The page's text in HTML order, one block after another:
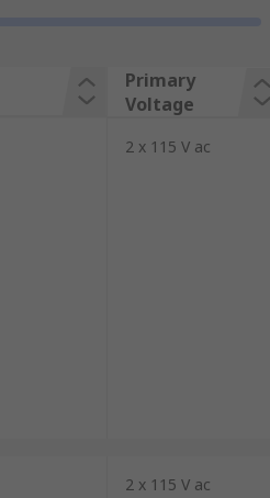
Primary
Voltage
2 x 115 V ac
2 x 115 V ac